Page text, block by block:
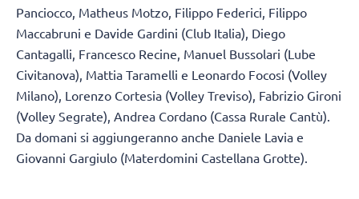
Panciocco, Matheus Motzo, Filippo Federici, Filippo
Maccabruni e Davide Gardini (Club Italia), Diego
Cantagalli, Francesco Recine, Manuel Bussolari (Lube
Civitanova), Mattia Taramelli e Leonardo Focosi (Volley
Milano), Lorenzo Cortesia (Volley Treviso), Fabrizio Gironi
(Volley Segrate), Andrea Cordano (Cassa Rurale Cantù).
Da domani si aggiungeranno anche Daniele Lavia e
Giovanni Gargiulo (Materdomini Castellana Grotte).